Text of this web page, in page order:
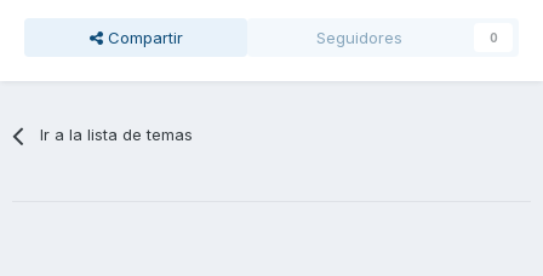
Compartir Seguidores 0
Ir a la lista de temas